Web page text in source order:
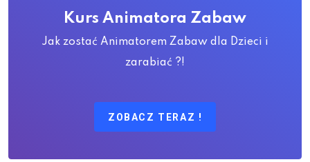
Kurs Animatora Zabaw
Jak zostać Animatorem Zabaw dla Dzieci i
zarabiać ?!
ZOBACZ TERAZ !